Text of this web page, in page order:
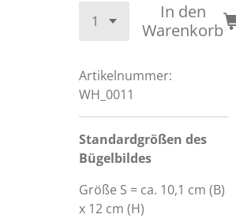
In den
Warenkorb
Artikelnummer:
WH_0011
Standardgrößen des
Bügelbildes
Größe S = ca. 10,1 cm (B)
x 12 cm (H)